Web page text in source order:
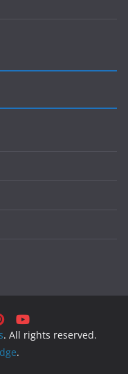
. All rights reserved.
.